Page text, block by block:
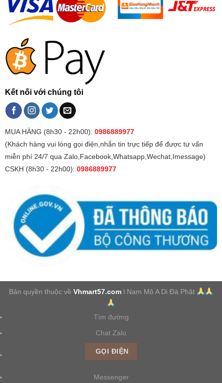
Kết nối với chúng tôi
MUA HÀNG (8h30 - 22h00): 0986889977
(Khách hàng vui lòng gọi điện,nhắn tin trực tiếp để được tư vấn
miễn phí 24/7 qua Zalo,Facebook,Whatsapp,Wechat,Imessage)
CSKH (8h30 - 22h00): 0986889977
Bản quyền thuộc vềVhmart57.com l Nam Mô A Di Đà Phật
Tìm đường
Chat Zalo
GỌI ĐIỆN
Messenger